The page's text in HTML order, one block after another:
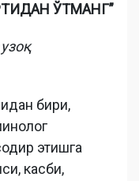
ЎТМАНГ”
бири,
этишга
касби,